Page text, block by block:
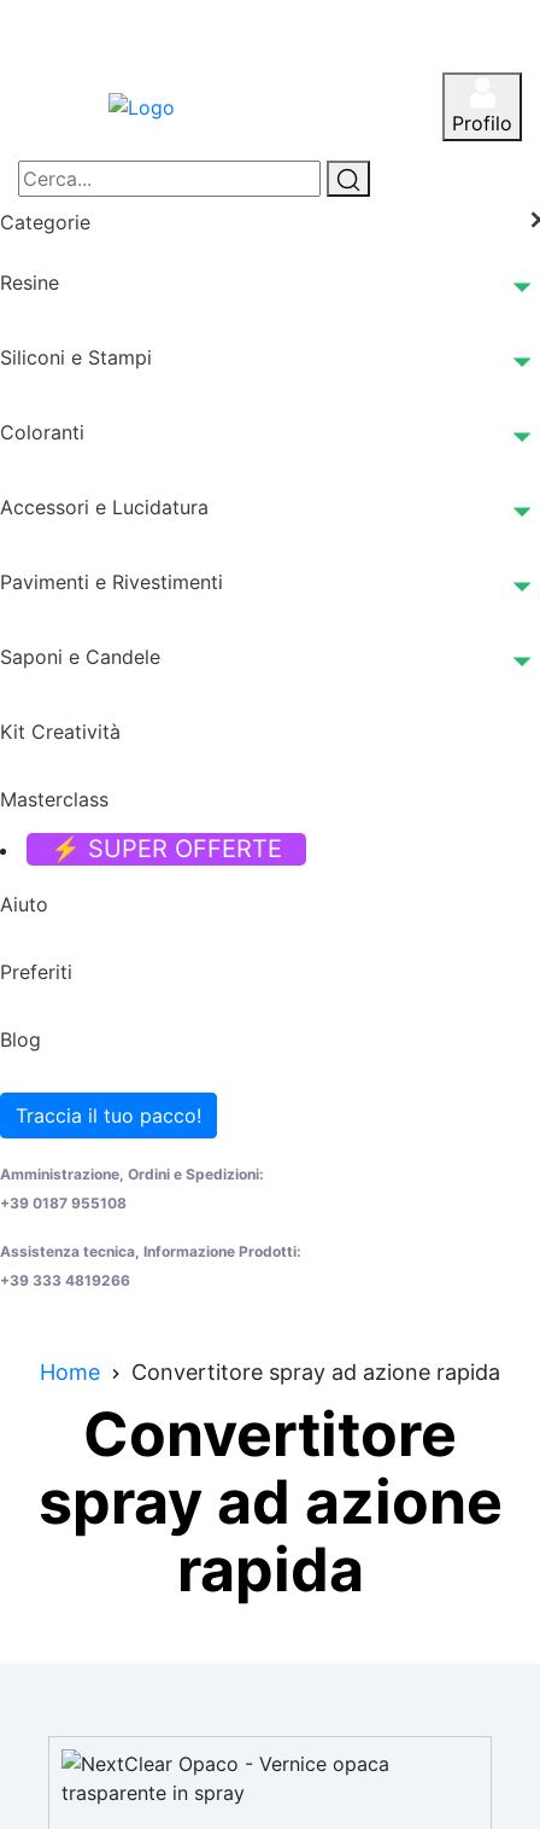
Profilo
Categorie
Resine
Siliconi e Stampi
Coloranti
Accessori e Lucidatura
Pavimenti e Rivestimenti
Saponi e Candele
Kit Creatività
Masterclass
⚡ SUPER OFFERTE
Aiuto
Preferiti
Blog
Traccia il tuo pacco!
Amministrazione, Ordini e Spedizioni:
+39 0187 955108
Assistenza tecnica, Informazione Prodotti:
+39 333 4819266
Home Convertitore spray ad azione rapida
Convertitore
spray ad azione
rapida